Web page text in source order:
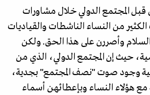
قبل المجتمع الدولي خلال مشاورات
من النساء الناشطات والقياديات
السلام وأصررن على هذا الحق. ولكن
حيث إن المجتمع الدولي، الذي من
وجود صوت "نصف المجتمع" بجدية،
مع هؤلاء النساء وبإعطائهن أسماء